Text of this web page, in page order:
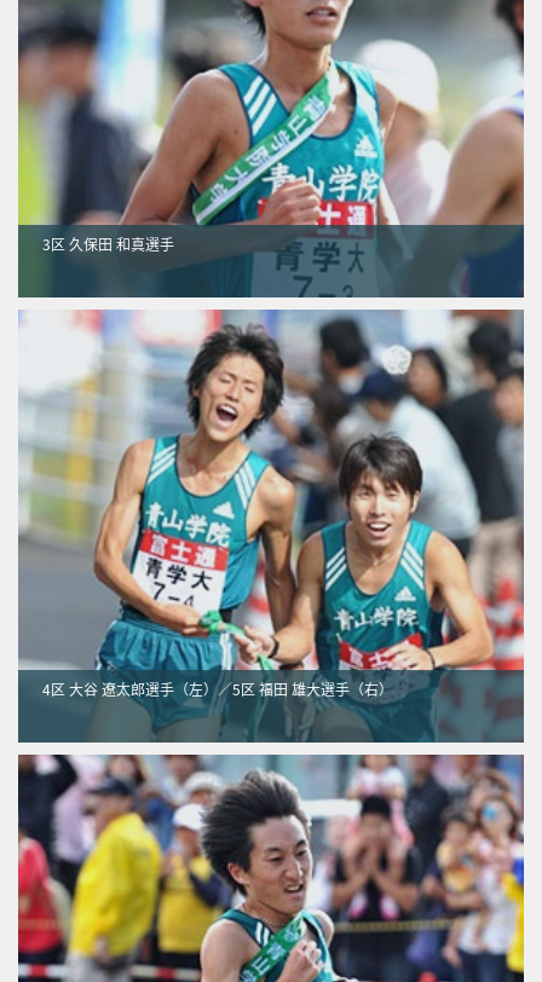
3区 久保田 和真選手
4区 大谷 遼太郎選手（左）／5区 福田 雄大選手（右）